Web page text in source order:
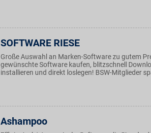
SOFTWARE RIESE
Große Auswahl an Marken-Software zu gutem
gewünschte Software kaufen, blitzschnell
installieren und direkt loslegen! BSW-Mitglieder
Ashampoo